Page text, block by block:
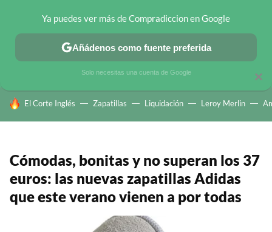
CHOLLOS TELEGRAM OFERTAS EN MÓVILES OFERTAS EN
HOY SE HABLA DE
El Corte Inglés Zapatillas Liquidación Leroy Merlin
Cómodas, bonitas y no superan los 37
euros: las nuevas zapatillas Adidas
que este verano vienen a por todas
×
Ya puedes ver más de Compradiccion en Google
Añádenos como fuente preferida
Solo necesitas una cuenta de Google